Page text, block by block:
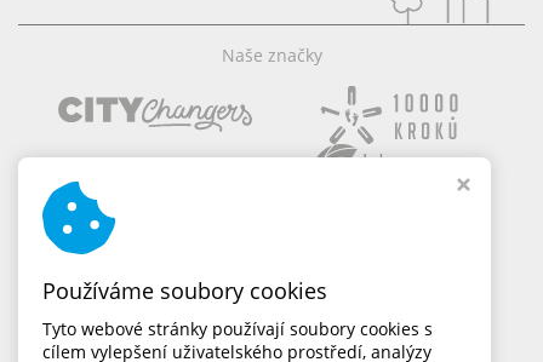
Naše značky
Používáme soubory cookies
Tyto webové stránky používají soubory cookies s
cílem vylepšení uživatelského prostředí, analýzy